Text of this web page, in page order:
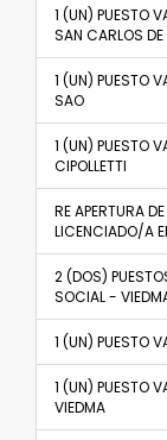
1 (UN) PUESTO
SAN CARLOS
1 (UN) PUESTO
SAO
1 (UN) PUESTO
CIPOLLETTI
RE APERTURA
LICENCIADO/A
2 (DOS)
SOCIAL -
1 (UN) PUESTO
1 (UN) PUESTO
VIEDMA